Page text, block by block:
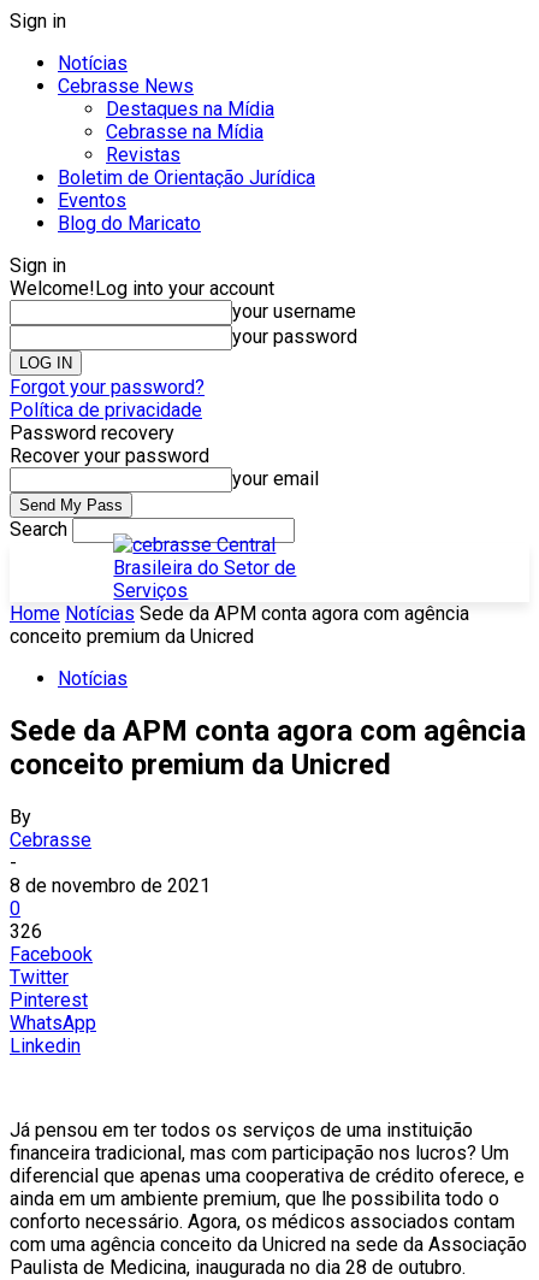
Sign in
Notícias
Cebrasse News
Destaques na Mídia
Cebrasse na Mídia
Revistas
Boletim de Orientação Jurídica
Eventos
Blog do Maricato
Sign in
Welcome!Log into your account
your username
your password
Forgot your password?
Política de privacidade
Password recovery
Recover your password
your email
Search
Home Notícias Sede da APM conta agora com agência
conceito premium da Unicred
Notícias
Sede da APM conta agora com agência
conceito premium da Unicred
By
Cebrasse
-
8 de novembro de 2021
0
326
Facebook
Twitter
Pinterest
WhatsApp
Linkedin
Já pensou em ter todos os serviços de uma instituição
financeira tradicional, mas com participação nos lucros? Um
diferencial que apenas uma cooperativa de crédito oferece, e
ainda em um ambiente premium, que lhe possibilita todo o
conforto necessário. Agora, os médicos associados contam
com uma agência conceito da Unicred na sede da Associação
Paulista de Medicina, inaugurada no dia 28 de outubro.